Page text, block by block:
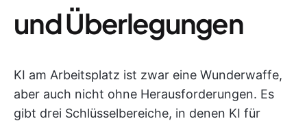
und Überlegungen
KI am Arbeitsplatz ist zwar eine Wunderwaffe,
aber auch nicht ohne Herausforderungen. Es
gibt drei Schlüsselbereiche, in denen KI für